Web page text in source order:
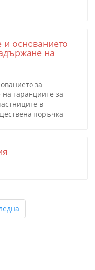
и основанието
на
за
гаранциите за
в
поръчка